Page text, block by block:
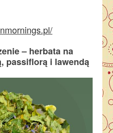
– herbata na
passiflorą i lawendą